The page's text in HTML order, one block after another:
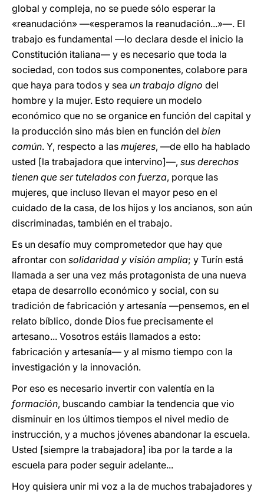
global y compleja, no se puede sólo esperar la
«reanudación» —«esperamos la reanudación...»—. El
trabajo es fundamental —lo declara desde el inicio la
Constitución italiana— y es necesario que toda la
sociedad, con todos sus componentes, colabore para
que haya para todos y sea un trabajo digno del
hombre y la mujer. Esto requiere un modelo
económico que no se organice en función del capital y
la producción sino más bien en función del bien
común. Y, respecto a las mujeres, —de ello ha hablado
usted [la trabajadora que intervino]—, sus derechos
tienen que ser tutelados con fuerza, porque las
mujeres, que incluso llevan el mayor peso en el
cuidado de la casa, de los hijos y los ancianos, son aún
discriminadas, también en el trabajo.
Es un desafío muy comprometedor que hay que
afrontar con solidaridad y visión amplia; y Turín está
llamada a ser una vez más protagonista de una nueva
etapa de desarrollo económico y social, con su
tradición de fabricación y artesanía —pensemos, en el
relato bíblico, donde Dios fue precisamente el
artesano... Vosotros estáis llamados a esto:
fabricación y artesanía— y al mismo tiempo con la
investigación y la innovación.
Por eso es necesario invertir con valentía en la
formación, buscando cambiar la tendencia que vio
disminuir en los últimos tiempos el nivel medio de
instrucción, y a muchos jóvenes abandonar la escuela.
Usted [siempre la trabajadora] iba por la tarde a la
escuela para poder seguir adelante...
Hoy quisiera unir mi voz a la de muchos trabajadores y